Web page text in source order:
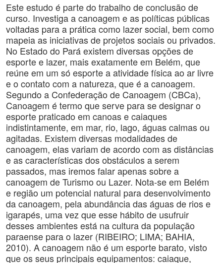
Este estudo é parte do trabalho de conclusão de
curso. Investiga a canoagem e as políticas públicas
voltadas para a prática como lazer social, bem como
mapeia as iniciativas de projetos sociais ou privados.
No Estado do Pará existem diversas opções de
esporte e lazer, mais exatamente em Belém, que
reúne em um só esporte a atividade física ao ar livre
e o contato com a natureza, que é a canoagem.
Segundo a Confederação de Canoagem (CBCa),
Canoagem é termo que serve para se designar o
esporte praticado em canoas e caiaques
indistintamente, em mar, rio, lago, águas calmas ou
agitadas. Existem diversas modalidades de
canoagem, elas variam de acordo com as distâncias
e as características dos obstáculos a serem
passados, mas iremos falar apenas sobre a
canoagem de Turismo ou Lazer. Nota-se em Belém
e região um potencial natural para desenvolvimento
da canoagem, pela abundância das águas de rios e
igarapés, uma vez que esse hábito de usufruir
desses ambientes está na cultura da população
paraense para o lazer (RIBEIRO; LIMA; BAHIA,
2010). A canoagem não é um esporte barato, visto
que os seus principais equipamentos: caiaque,